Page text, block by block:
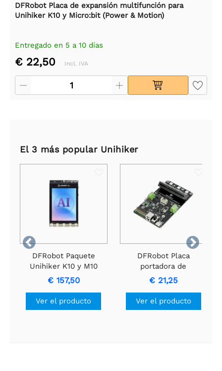
DFRobot Placa de expansión multifunción para
Unihiker K10 y Micro:bit (Power & Motion)
Entregado en 5 a 10 días
€ 22,50 Incl. IVA
El 3 más popular Unihiker


DFRobot Paquete
Unihiker K10 y M10
para la exploración de
IA e IoT
€ 157,50
Ver el producto
DFRobot Placa
portadora de
controlador de motor
de CC de 2 x 3 A para
Unihiker M10
€ 21,25
Ver el producto